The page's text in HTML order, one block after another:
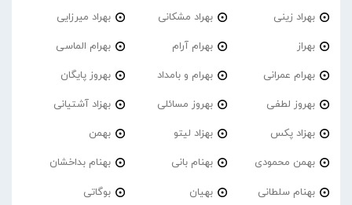
بهراد زینی بهراد مشکانی بهراد میرزایی
بهراز بهرام آرام بهرام الماسی
بهرام عمرانی بهرام و بامداد بهروز پایگان
بهروز لطفی بهروز مسائلی بهزاد آشتیانی
بهزاد پکس بهزاد لیتو بهمن
بهمن محمودی بهنام بانی بهنام بداخشان
بهنام سلطانی بهیان بوگاتی